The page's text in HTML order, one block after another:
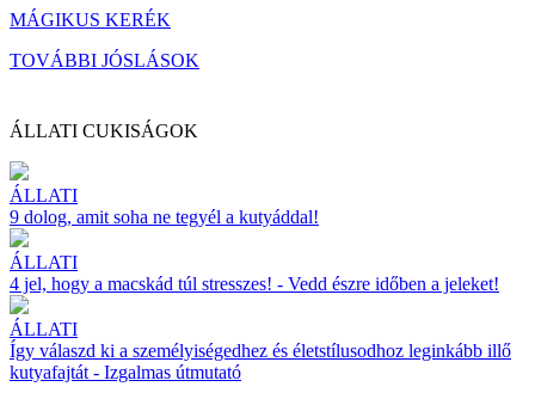
MÁGIKUS KERÉK
TOVÁBBI JÓSLÁSOK
ÁLLATI CUKISÁGOK
ÁLLATI
9 dolog, amit soha ne tegyél a kutyáddal!
ÁLLATI
4 jel, hogy a macskád túl stresszes! - Vedd észre időben a jeleket!
ÁLLATI
Így válaszd ki a személyiségedhez és életstílusodhoz leginkább illő
kutyafajtát - Izgalmas útmutató